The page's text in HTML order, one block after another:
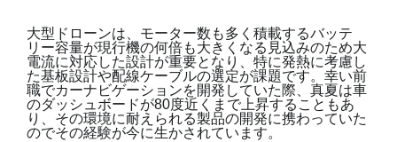
大型ドローンは、モーター数も多く積載するバッテ
リー容量が現行機の何倍も大きくなる見込みのため大
電流に対応した設計が重要となり、特に発熱に考慮し
た基板設計や配線ケーブルの選定が課題です。幸い前
職でカーナビゲーションを開発していた際、真夏は車
のダッシュボードが80度近くまで上昇することもあ
り、その環境に耐えられる製品の開発に携わっていた
のでその経験が今に生かされています。